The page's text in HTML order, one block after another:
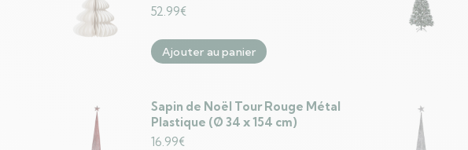
52.99€
Ajouter au panier
Sapin de Noël Tour Rouge Métal
Plastique (Ø 34 x 154 cm)
16.99€